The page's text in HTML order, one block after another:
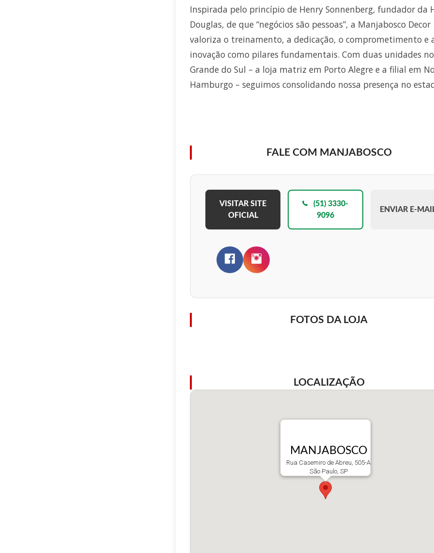
Inspirada pelo princípio de Henry Sonnenberg, fundador da
Douglas, de que “negócios são pessoas”, a Manjabosco Decor
valoriza o treinamento, a dedicação, o comprometimento e
inovação como pilares fundamentais. Com duas unidades
Grande do Sul – a loja matriz em Porto Alegre e a filial em
Hamburgo – seguimos consolidando nossa presença no
FALE COM MANJABOSCO
VISITAR SITE
OFICIAL
(51) 3330-
9096
ENVIAR E-
FOTOS DA LOJA
LOCALIZAÇÃO
MANJABOSCO
Rua Casemiro de Abreu, 505-A
São Paulo, SP